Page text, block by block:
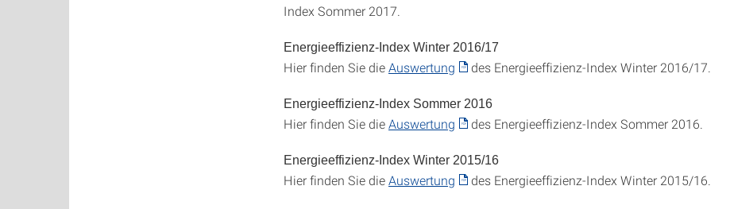
Index Sommer 2017.
Energieeffizienz-Index Winter 2016/17
Hier finden Sie dieAuswertung des Energieeffizienz-Index Winter 2016/17.
Energieeffizienz-Index Sommer 2016
Hier finden Sie dieAuswertung des Energieeffizienz-Index Sommer 2016.
Energieeffizienz-Index Winter 2015/16
Hier finden Sie dieAuswertung des Energieeffizienz-Index Winter 2015/16.